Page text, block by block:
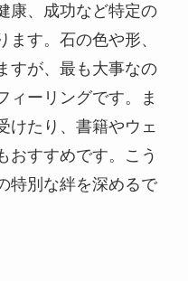
康、成功など特定の
す。石の色や形、
すが、最も大事なの
ィーリングです。ま
けたり、書籍やウェ
おすすめです。こう
特別な絆を深めるで